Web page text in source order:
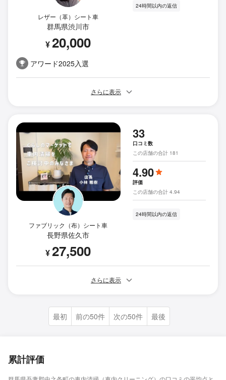
レザー（革）シート車
群馬県渋川市
¥20,000
アワード2025入選
24時間以内の返信
さらに表示
ファブリック（布）シート車
長野県佐久市
¥27,500
33
口コミ数
この店舗の合計 181
4.90
評価
この店舗の合計 4.94
24時間以内の返信
さらに表示
最初 前の50件 次の50件 最後
累計評価